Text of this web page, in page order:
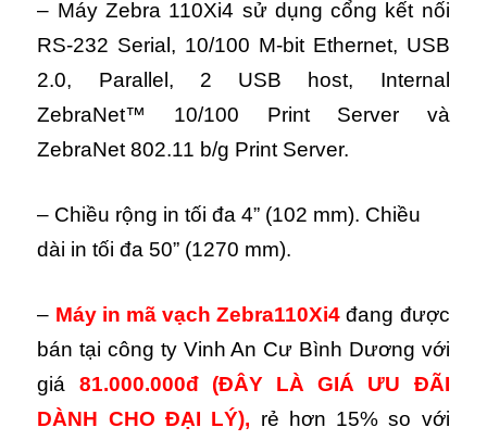
– Máy Zebra 110Xi4 sử dụng cổng kết nối
RS-232 Serial, 10/100 M-bit Ethernet, USB
2.0, Parallel, 2 USB host, Internal
ZebraNet™ 10/100 Print Server và
ZebraNet 802.11 b/g Print Server.
– Chiều rộng in tối đa 4” (102 mm). Chiều
dài in tối đa 50” (1270 mm).
– Máy in mã vạch Zebra110Xi4đang được
bán tại công ty Vinh An Cư Bình Dương với
giá 81.000.000đ (ĐÂY LÀ GIÁ ƯU ĐÃI
DÀNH CHO ĐẠI LÝ), rẻ hơn 15% so với